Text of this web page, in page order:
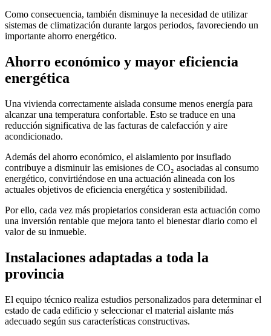
Como consecuencia, también disminuye la necesidad de utilizar
sistemas de climatización durante largos periodos, favoreciendo un
importante ahorro energético.
Ahorro económico y mayor eficiencia
energética
Una vivienda correctamente aislada consume menos energía para
alcanzar una temperatura confortable. Esto se traduce en una
reducción significativa de las facturas de calefacción y aire
acondicionado.
Además del ahorro económico, el aislamiento por insuflado
contribuye a disminuir las emisiones de CO₂ asociadas al consumo
energético, convirtiéndose en una actuación alineada con los
actuales objetivos de eficiencia energética y sostenibilidad.
Por ello, cada vez más propietarios consideran esta actuación como
una inversión rentable que mejora tanto el bienestar diario como el
valor de su inmueble.
Instalaciones adaptadas a toda la
provincia
El equipo técnico realiza estudios personalizados para determinar el
estado de cada edificio y seleccionar el material aislante más
adecuado según sus características constructivas.